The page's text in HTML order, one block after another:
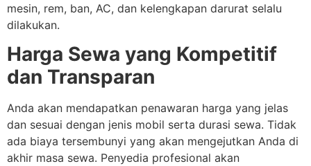
mesin, rem, ban, AC, dan kelengkapan darurat selalu
dilakukan.
Harga Sewa yang Kompetitif
dan Transparan
Anda akan mendapatkan penawaran harga yang jelas
dan sesuai dengan jenis mobil serta durasi sewa. Tidak
ada biaya tersembunyi yang akan mengejutkan Anda di
akhir masa sewa. Penyedia profesional akan